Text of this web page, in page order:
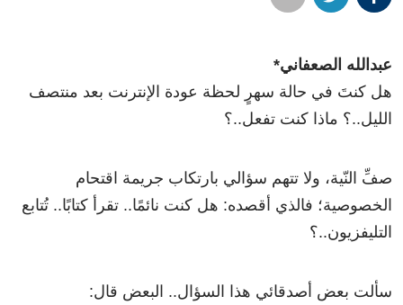
عبدالله الصعفاني*
هل كنتَ في حالة سهرٍ لحظة عودة الإنترنت بعد منتصف
الليل..؟ ماذا كنت تفعل..؟
صفِّ النّية، ولا تتهم سؤالي بارتكاب جريمة اقتحام
الخصوصية؛ فالذي أقصده: هل كنت نائمًا.. تقرأ كتابًا.. تُتابع
التليفزيون..؟
سألت بعض أصدقائي هذا السؤال.. البعض قال: